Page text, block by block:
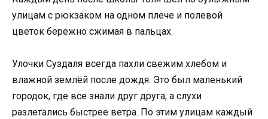
улицам с рюкзаком на одном плече и полевой
цветок бережно сжимая в пальцах.
Улочки Суздаля всегда пахли свежим хлебом и
влажной землёй после дождя. Это был маленький
городок, где все знали друг друга, а слухи
разлетались быстрее ветра. По этим улицам каждый